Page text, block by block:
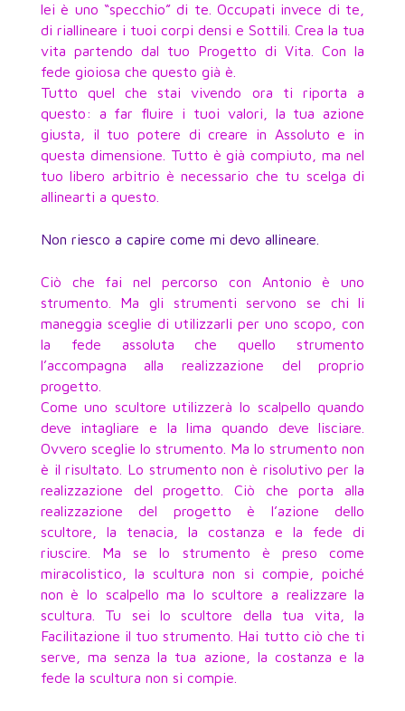
lei è uno “specchio” di te. Occupati invece di te,
di riallineare i tuoi corpi densi e Sottili. Crea la tua
vita partendo dal tuo Progetto di Vita. Con la
fede gioiosa che questo già è.
Tutto quel che stai vivendo ora ti riporta a
questo: a far fluire i tuoi valori, la tua azione
giusta, il tuo potere di creare in Assoluto e in
questa dimensione. Tutto è già compiuto, ma nel
tuo libero arbitrio è necessario che tu scelga di
allinearti a questo.
Non riesco a capire come mi devo allineare.
Ciò che fai nel percorso con Antonio è uno
strumento. Ma gli strumenti servono se chi li
maneggia sceglie di utilizzarli per uno scopo, con
la fede assoluta che quello strumento
l’accompagna alla realizzazione del proprio
progetto.
Come uno scultore utilizzerà lo scalpello quando
deve intagliare e la lima quando deve lisciare.
Ovvero sceglie lo strumento. Ma lo strumento non
è il risultato. Lo strumento non è risolutivo per la
realizzazione del progetto. Ciò che porta alla
realizzazione del progetto è l’azione dello
scultore, la tenacia, la costanza e la fede di
riuscire. Ma se lo strumento è preso come
miracolistico, la scultura non si compie, poiché
non è lo scalpello ma lo scultore a realizzare la
scultura. Tu sei lo scultore della tua vita, la
Facilitazione il tuo strumento. Hai tutto ciò che ti
serve, ma senza la tua azione, la costanza e la
fede la scultura non si compie.